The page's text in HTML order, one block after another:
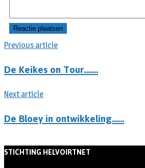
Previous article
De Keikes on Tour…….
Next article
De Bloey in ontwikkeling……
STICHTING HELVOIRTNET